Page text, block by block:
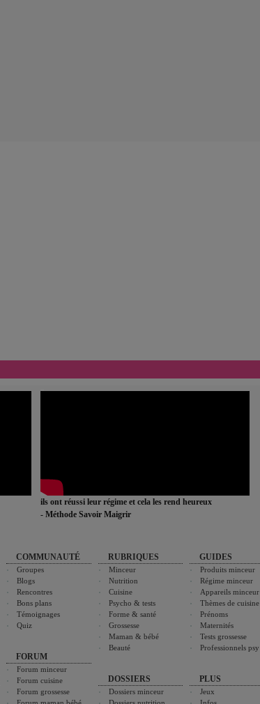
ils ont réussi leur régime et cela les rend heureux
- Méthode Savoir Maigrir
COMMUNAUTÉ
Groupes
Blogs
Rencontres
Bons plans
Témoignages
Quiz
FORUM
Forum minceur
Forum cuisine
Forum grossesse
RUBRIQUES
Minceur
Nutrition
Cuisine
Psycho & tests
Forme & santé
Grossesse
Maman & bébé
Beauté
DOSSIERS
Dossiers minceur
GUIDES
Produits minceur
Régime minceur
Appareils minceur
Thèmes de cuisine
Prénoms
Maternités
Tests grossesse
Professionnels psy
PLUS
Jeux